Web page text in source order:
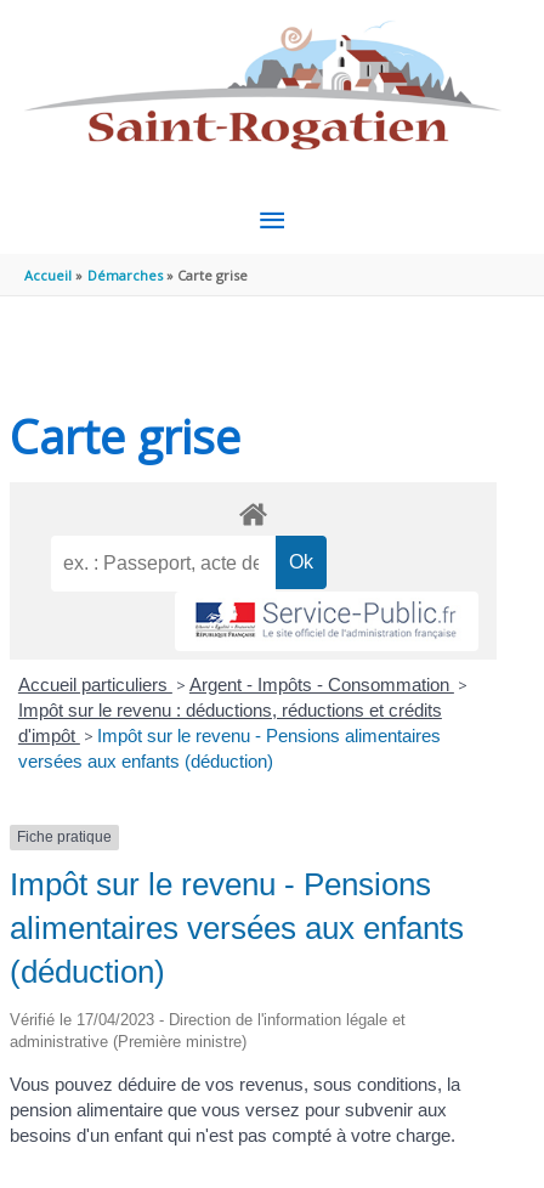
MENU
Accueil Démarches Carte grise
Carte grise
Accueil particuliers > Argent - Impôts - Consommation >
Impôt sur le revenu : déductions, réductions et crédits
d'impôt > Impôt sur le revenu - Pensions alimentaires
versées aux enfants (déduction)
Fiche pratique
Impôt sur le revenu - Pensions
alimentaires versées aux enfants
(déduction)
Vérifié le 17/04/2023 - Direction de l'information légale et
administrative (Première ministre)
Vous pouvez déduire de vos revenus, sous conditions, la
pension alimentaire que vous versez pour subvenir aux
besoins d'un enfant qui n'est pas compté à votre charge.